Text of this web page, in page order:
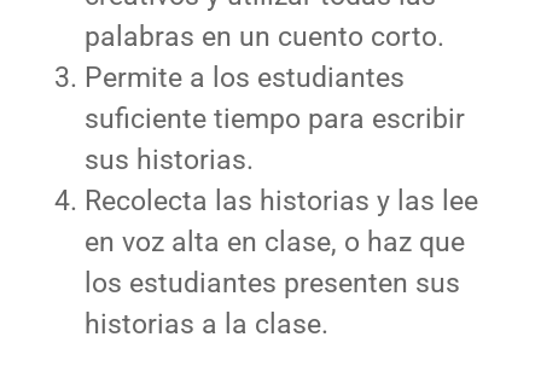
palabras en un cuento corto.
Permite a los estudiantes
suficiente tiempo para escribir
sus historias.
Recolecta las historias y las lee
en voz alta en clase, o haz que
los estudiantes presenten sus
historias a la clase.